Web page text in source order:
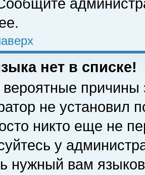
нет в списке!
причины
не установил
никто еще не
у
нужный вам